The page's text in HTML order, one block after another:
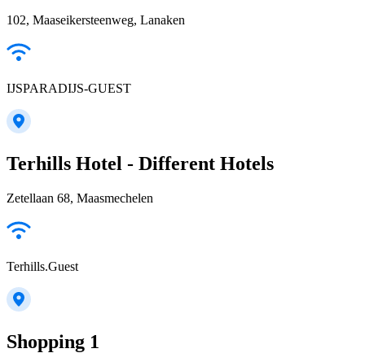
102, Maaseikersteenweg, Lanaken
IJSPARADIJS-GUEST
Terhills Hotel - Different Hotels
Zetellaan 68, Maasmechelen
Terhills.Guest
Shopping 1